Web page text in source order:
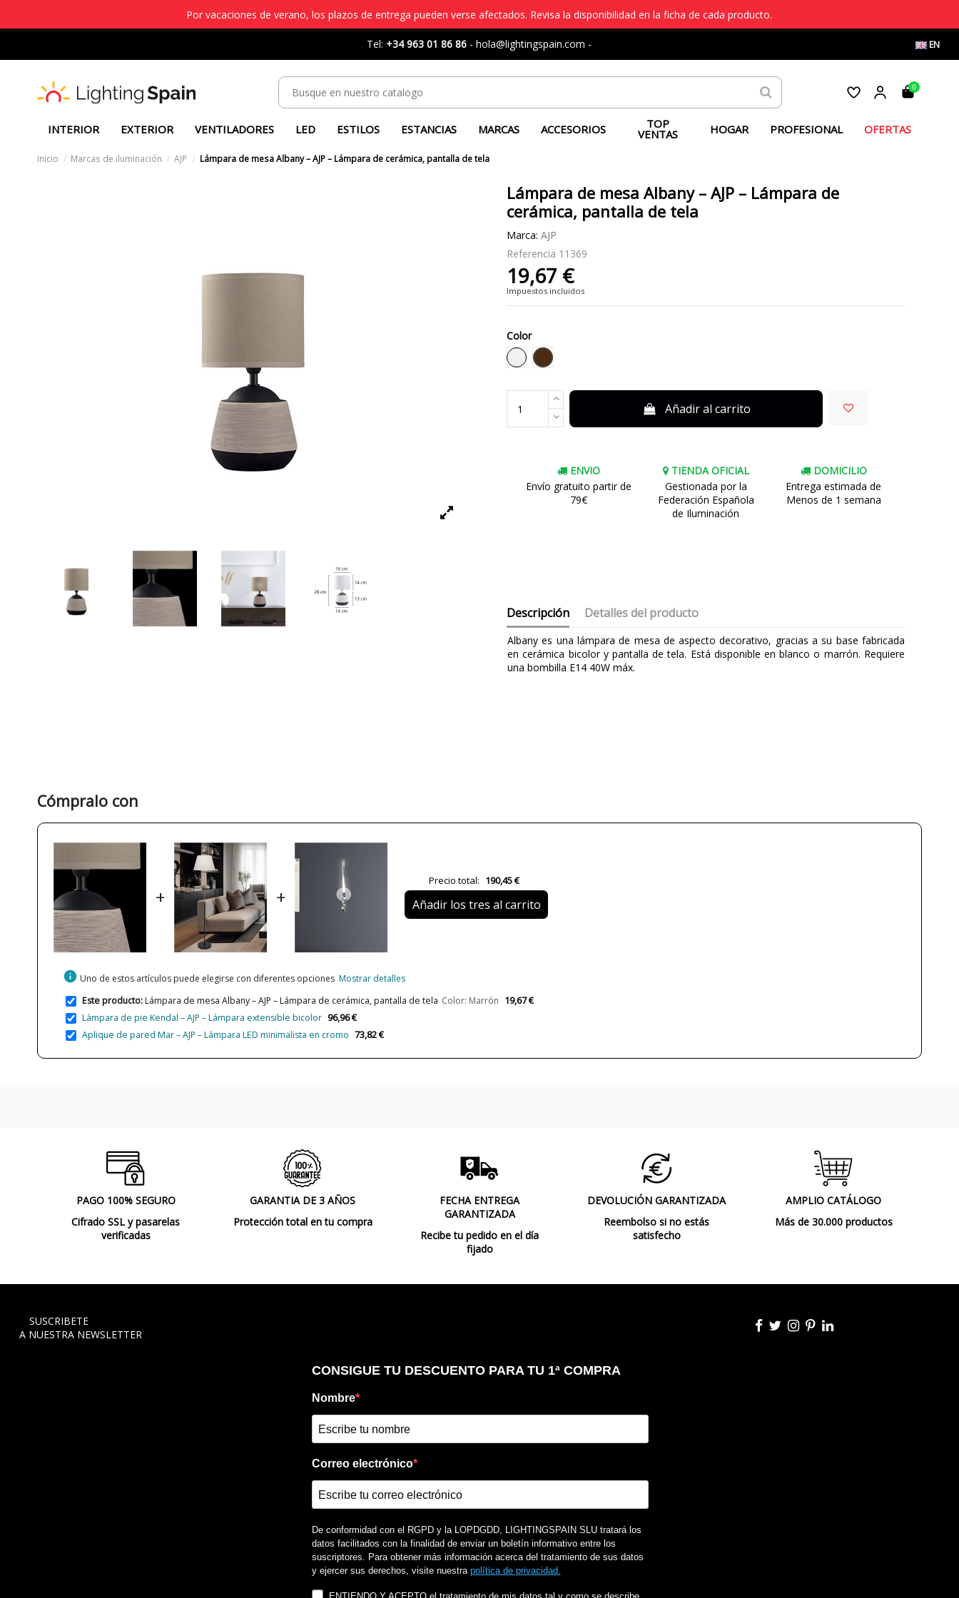
Por vacaciones de verano, los plazos de entrega pueden verse afectados. Revisa la disponibilidad en la ficha de cada producto.
Tel: +34 963 01 86 86 - hola@lightingspain.com - EN
0
INTERIOR EXTERIOR VENTILADORES LED ESTILOS ESTANCIAS MARCAS ACCESORIOS TOP
VENTAS HOGAR PROFESIONAL OFERTAS
Inicio Marcas de iluminación AJP Lámpara de mesa Albany – AJP – Lámpara de cerámica, pantalla de tela
Lámpara de mesa Albany – AJP – Lámpara de
cerámica, pantalla de tela
Marca: AJP
Referencia 11369
19,67 €
Impuestos incluidos
Color
Blanco Marrón
Añadir al carrito
ENVIO
Envío gratuito partir de
79€
TIENDA OFICIAL
Gestionada por la
Federación Española
de Iluminación
DOMICILIO
Entrega estimada de
Menos de 1 semana
Descripción Detalles del producto
Albany es una lámpara de mesa de aspecto decorativo, gracias a su base fabricada
en cerámica bicolor y pantalla de tela. Está disponible en blanco o marrón. Requiere
una bombilla E14 40W máx.
Alimentación
Casquillo
Certificados
Cómpralo con
+ +
Precio total: 190,45 €
Añadir los tres al carrito
info Uno de estos artículos puede elegirse con diferentes opciones Mostrar detalles
Este producto:Lámpara de mesa Albany – AJP – Lámpara de cerámica, pantalla de tela Color: Marrón 19,67 €
Lámpara de pie Kendal – AJP – Lámpara extensible bicolor 96,96 €
Aplique de pared Mar – AJP – Lámpara LED minimalista en cromo 73,82 €
PAGO 100% SEGURO
Cifrado SSL y pasarelas
verificadas
GARANTIA DE 3 AÑOS
Protección total en tu compra
FECHA ENTREGA
GARANTIZADA
Recibe tu pedido en el día
fijado
DEVOLUCIÓN GARANTIZADA
Reembolso si no estás
satisfecho
AMPLIO CATÁLOGO
Más de 30.000 productos
SUSCRIBETE
A NUESTRA NEWSLETTER